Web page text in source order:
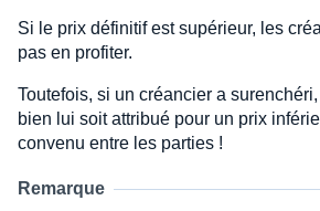
Si le prix définitif est supérieur, les
pas en profiter.
Toutefois, si un créancier a
bien lui soit attribué pour un prix
convenu entre les parties !
Remarque